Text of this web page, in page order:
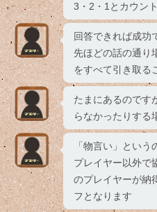
3・2・1とカウン
回答できれば成功
先ほどの話の通り
をすべて引き取る
たまにあるのです
らなかったりする
「物言い」とい
プレイヤー以外で
のプレイヤーが納
フとなります